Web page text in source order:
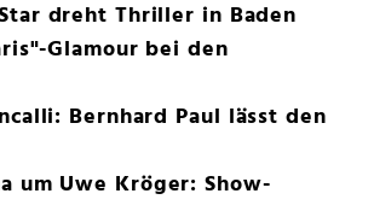
dreht Thriller in Baden
Glamour bei den
Bernhard Paul lässt den
um Uwe Kröger: Show-